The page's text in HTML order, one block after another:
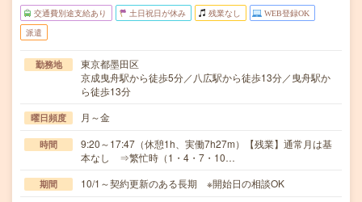
交通費別途支給あり 土日祝日が休み 残業なし WEB登録OK
派遣
勤務地
東京都墨田区
京成曳舟駅から徒歩5分／八広駅から徒歩13分／曳舟駅か
ら徒歩13分
曜日頻度 月～金
時間
9:20～17:47（休憩1h、実働7h27m）【残業】通常月は基
本なし ⇒繁忙時（1・4・7・10…
期間 10/1～契約更新のある長期 ※開始日の相談OK